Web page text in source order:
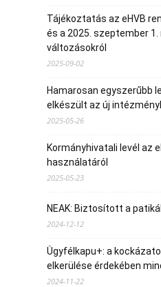
Tájékoztatás az eHVB
és a 2025. szeptember
változásokról
2025-09-02
Hamarosan egyszerűbb
elkészült az új
2025-05-26
Kormányhivatali levél az
használatáról
2025-05-23
NEAK: Biztosított a
2024-12-12
Ügyfélkapu+: a
elkerülése érdekében
2024-11-22